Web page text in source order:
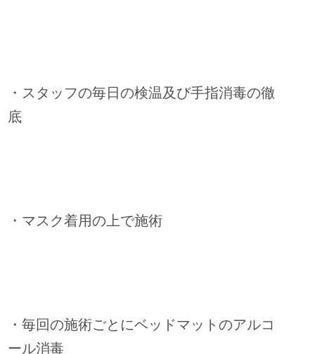
・スタッフの毎日の検温及び手指消毒の徹
底
・マスク着用の上で施術
・毎回の施術ごとにベッドマットのアルコ
ール消毒